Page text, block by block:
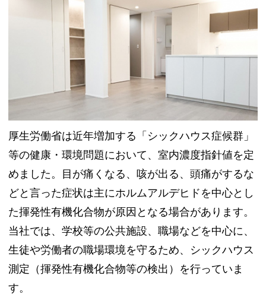
厚生労働省は近年増加する「シックハウス症候群」
等の健康・環境問題において、室内濃度指針値を定
めました。目が痛くなる、咳が出る、頭痛がするな
どと言った症状は主にホルムアルデヒドを中心とし
た揮発性有機化合物が原因となる場合があります。
当社では、学校等の公共施設、職場などを中心に、
生徒や労働者の職場環境を守るため、シックハウス
測定（揮発性有機化合物等の検出）を行っていま
す。